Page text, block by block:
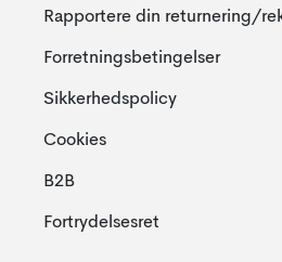
Rapportere din returnering/
Forretningsbetingelser
Sikkerhedspolicy
Cookies
B2B
Fortrydelsesret